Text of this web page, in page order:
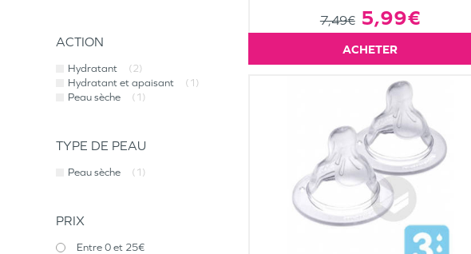
ACTION
Hydratant
(2)
Hydratant et apaisant
(1)
Peau sèche
(1)
TYPE DE PEAU
Peau sèche (1)
PRIX
Entre 0 et 25€
7,49€ 5,99€
ACHETER